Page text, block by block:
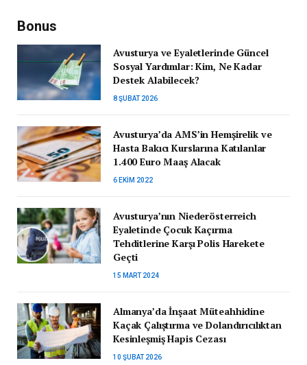
Bonus
Avusturya ve Eyaletlerinde Güncel
Sosyal Yardımlar: Kim, Ne Kadar
Destek Alabilecek?
8 ŞUBAT 2026
Avusturya’da AMS’in Hemşirelik ve
Hasta Bakıcı Kurslarına Katılanlar
1.400 Euro Maaş Alacak
6 EKIM 2022
Avusturya’nın Niederösterreich
Eyaletinde Çocuk Kaçırma
Tehditlerine Karşı Polis Harekete
Geçti
15 MART 2024
Almanya’da İnşaat Müteahhidine
Kaçak Çalıştırma ve Dolandırıcılıktan
Kesinleşmiş Hapis Cezası
10 ŞUBAT 2026